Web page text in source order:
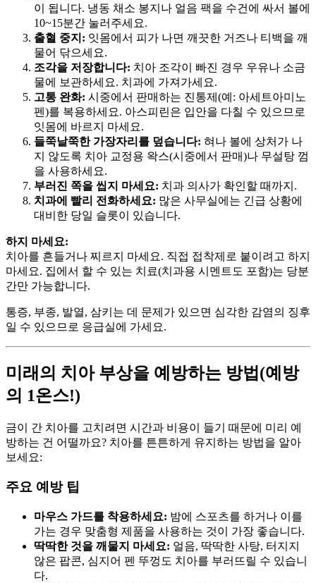
이 됩니다. 냉동 채소 봉지나 얼음 팩을 수건에 싸서 볼에
10~15분간 눌러주세요.
출혈 중지: 잇몸에서 피가 나면 깨끗한 거즈나 티백을 깨
물어 닦으세요.
조각을 저장합니다: 치아 조각이 빠진 경우 우유나 소금
물에 보관하세요. 치과에 가져가세요.
고통 완화: 시중에서 판매하는 진통제(예: 아세트아미노
펜)를 복용하세요. 아스피린은 입안을 다칠 수 있으므로
잇몸에 바르지 마세요.
들쭉날쭉한 가장자리를 덮습니다: 혀나 볼에 상처가 나
지 않도록 치아 교정용 왁스(시중에서 판매)나 무설탕 껌
을 사용하세요.
부러진 쪽을 씹지 마세요: 치과 의사가 확인할 때까지.
치과에 빨리 전화하세요: 많은 사무실에는 긴급 상황에
대비한 당일 슬롯이 있습니다.
하지 마세요:
치아를 흔들거나 찌르지 마세요. 직접 접착제로 붙이려고 하지
마세요. 집에서 할 수 있는 치료(치과용 시멘트도 포함)는 당분
간만 가능합니다.
통증, 부종, 발열, 삼키는 데 문제가 있으면 심각한 감염의 징후
일 수 있으므로 응급실에 가세요.
미래의 치아 부상을 예방하는 방법(예방
의 1온스!)
금이 간 치아를 고치려면 시간과 비용이 들기 때문에 미리 예
방하는 건 어떨까요? 치아를 튼튼하게 유지하는 방법을 알아
보세요:
주요 예방 팁
마우스 가드를 착용하세요: 밤에 스포츠를 하거나 이를
가는 경우 맞춤형 제품을 사용하는 것이 가장 좋습니다.
딱딱한 것을 깨물지 마세요: 얼음, 딱딱한 사탕, 터지지
않은 팝콘, 심지어 펜 뚜껑도 치아를 부러뜨릴 수 있습니
다.